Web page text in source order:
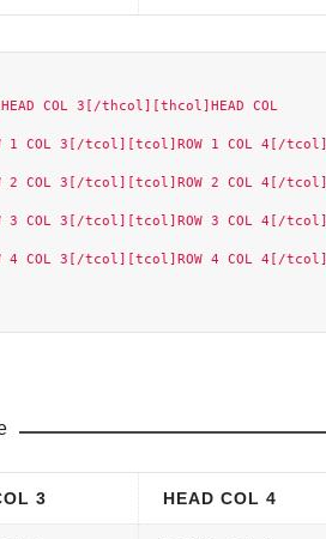
COL 3[/thcol][thcol]HEAD COL
1 COL 3[/tcol][tcol]ROW 1 COL 4[/tcol]
2 COL 3[/tcol][tcol]ROW 2 COL 4[/tcol]
3 COL 3[/tcol][tcol]ROW 3 COL 4[/tcol]
4 COL 3[/tcol][tcol]ROW 4 COL 4[/tcol]
3 HEAD COL 4